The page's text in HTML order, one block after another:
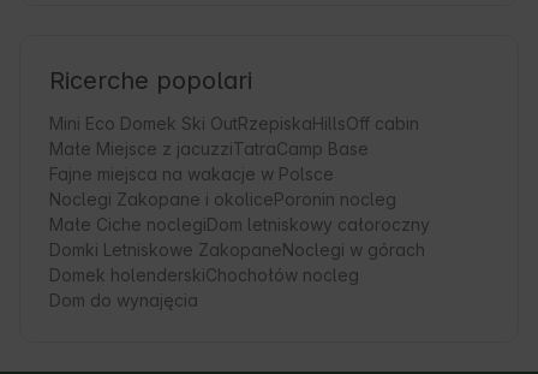
Ricerche popolari
Mini Eco Domek Ski OutRzepiskaHillsOff cabin
Małe Miejsce z jacuzziTatraCamp Base
Fajne miejsca na wakacje w Polsce
Noclegi Zakopane i okolicePoronin nocleg
Małe Ciche noclegiDom letniskowy całoroczny
Domki Letniskowe ZakopaneNoclegi w górach
Domek holenderskiChochołów nocleg
Dom do wynajęcia